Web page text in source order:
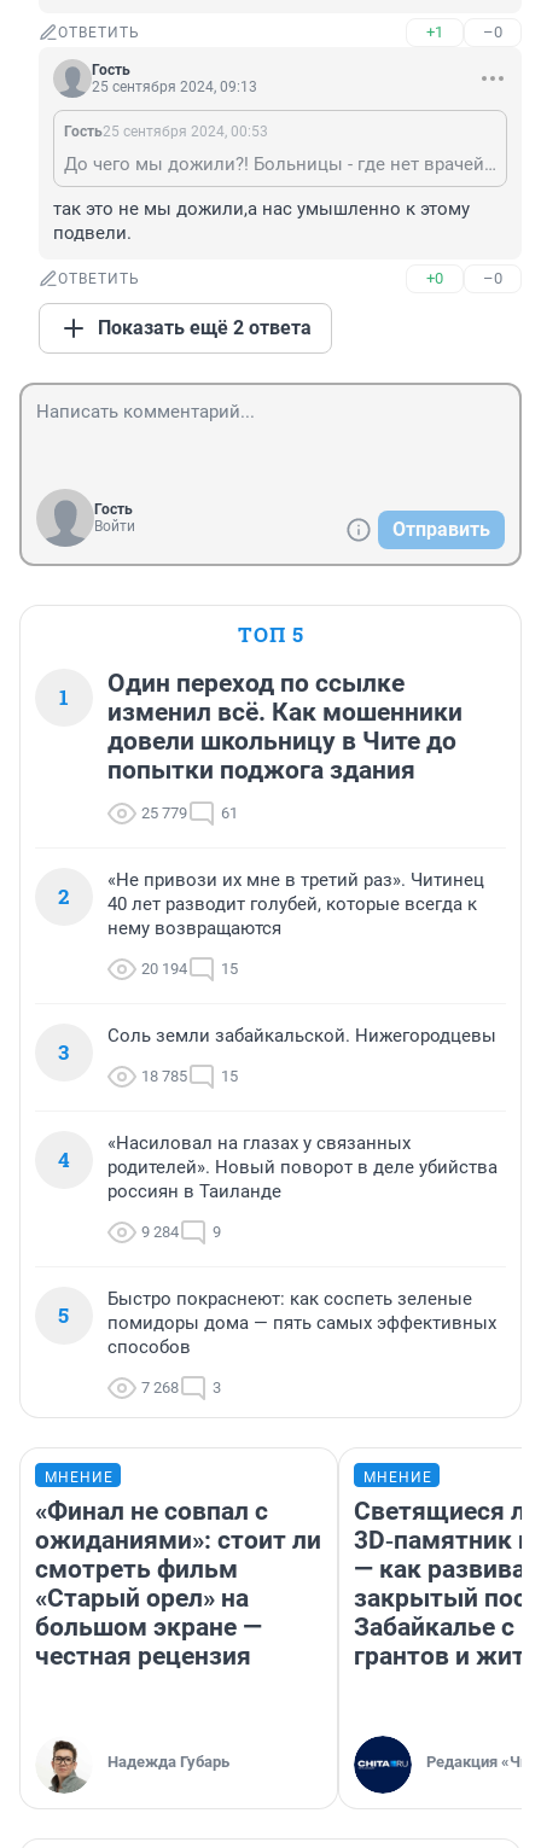
ОТВЕТИТЬ +1 –0
Гость
25 сентября 2024, 09:13
Гость25 сентября 2024, 00:53
До чего мы дожили?! Больницы - где нет врачей, школы - где нет учителей. Того нет, этого нет, а власть она для чего, или ее, власти тоже нет?
так это не мы дожили,а нас умышленно к этому
подвели.
ОТВЕТИТЬ +0 –0
Показать ещё 2 ответа
Гость
Войти
Отправить
ТОП 5
1
Один переход по ссылке
изменил всё. Как мошенники
довели школьницу в Чите до
попытки поджога здания
25 779 61
2
«Не привози их мне в третий раз». Читинец
40 лет разводит голубей, которые всегда к
нему возвращаются
20 194 15
3
Соль земли забайкальской. Нижегородцевы
18 785 15
4
«Насиловал на глазах у связанных
родителей». Новый поворот в деле убийства
россиян в Таиланде
9 284 9
5
Быстро покраснеют: как соспеть зеленые
помидоры дома — пять самых эффективных
способов
7 268 3
МНЕНИЕ
«Финал не совпал с
ожиданиями»: стоит ли
смотреть фильм
«Старый орел» на
большом экране —
честная рецензия
Надежда Губарь
МНЕНИЕ
Светящиеся
3D‑памятник и
— как
закрытый
Забайкалье с
грантов и
Редакция